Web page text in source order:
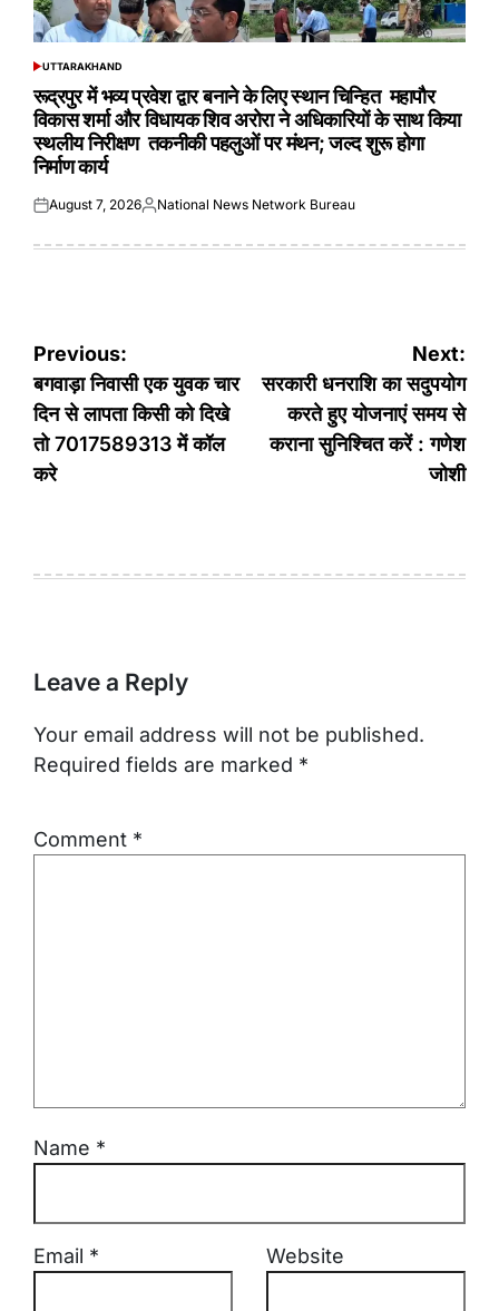
POSTED
UTTARAKHAND
रूद्रपुर में भव्य प्रवेश द्वार बनाने के लिए स्थान चिन्हित महापौर
विकास शर्मा और विधायक शिव अरोरा ने अधिकारियों के साथ किया
स्थलीय निरीक्षण तकनीकी पहलुओं पर मंथन; जल्द शुरू होगा
निर्माण कार्य
Posted
August 7, 2026Posted
National News Network Bureau
Post
navigation
Previous:
बगवाड़ा निवासी एक युवक चार
दिन से लापता किसी को दिखे
तो 7017589313 में कॉल
करे
Next:
सरकारी धनराशि का सदुपयोग
करते हुए योजनाएं समय से
कराना सुनिश्चित करें : गणेश
जोशी
Leave a Reply
Your email address will not be published.
Required fields are marked *
Comment *
Name *
Email * Website